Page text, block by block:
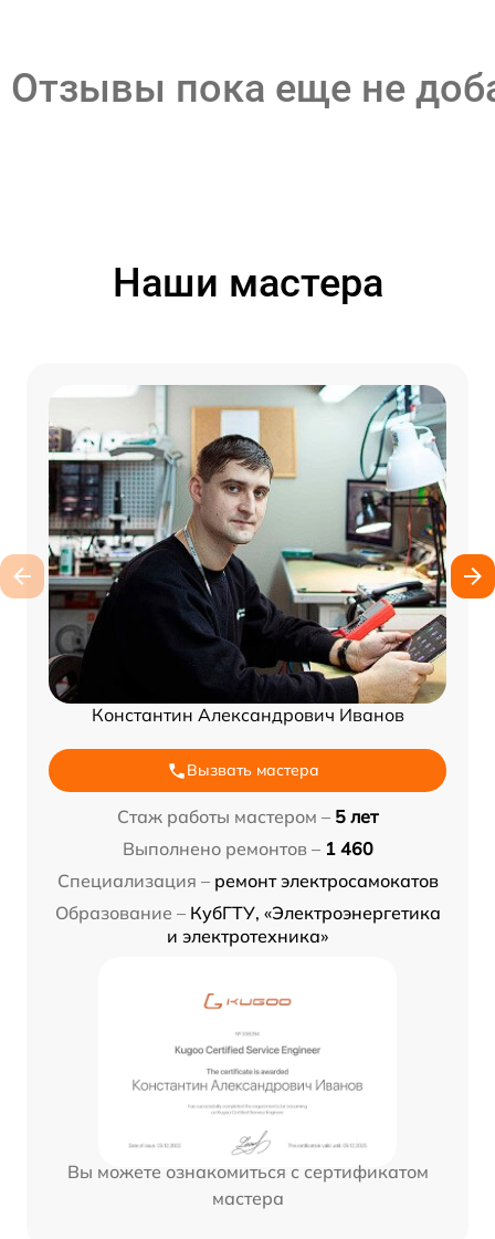
Отзывы пока еще не
Наши мастера
Константин Александрович Иванов
Вызвать мастера
Стаж работы мастером – 5 лет
Выполнено ремонтов – 1 460
Специализация – ремонт электросамокатов
Образование – КубГТУ, «Электроэнергетика
и электротехника»
Вы можете ознакомиться с сертификатом
мастера